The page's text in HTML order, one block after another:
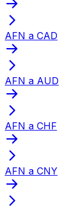
AFN a CAD
AFN a AUD
AFN a CHF
AFN a CNY